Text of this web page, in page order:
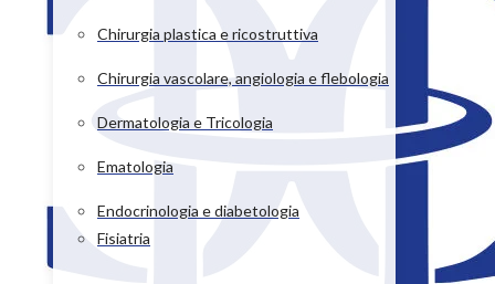
Chirurgia plastica e ricostruttiva
Chirurgia vascolare, angiologia e flebologia
Dermatologia e Tricologia
Ematologia
Endocrinologia e diabetologia
Fisiatria